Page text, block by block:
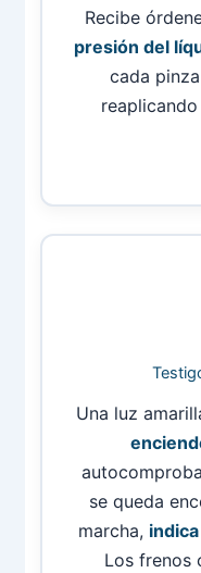
Recibe
presión del
cada
Una luz
se queda
marcha,
Los frenos